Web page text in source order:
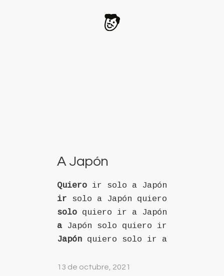
A Japón
Quiero ir solo a Japón
ir solo a Japón quiero
solo quiero ir a Japón
a Japón solo quiero ir
Japón quiero solo ir a
13 de octubre, 2021